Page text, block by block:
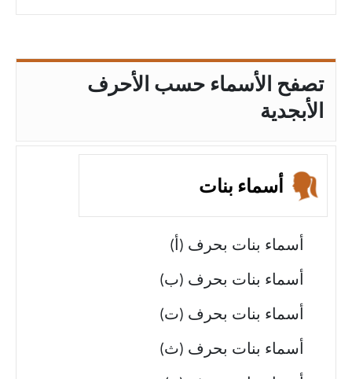
تصفح الأسماء حسب الأحرف
الأبجدية
أسماء بنات
أسماء بنات بحرف (أ)
أسماء بنات بحرف (ب)
أسماء بنات بحرف (ت)
أسماء بنات بحرف (ث)